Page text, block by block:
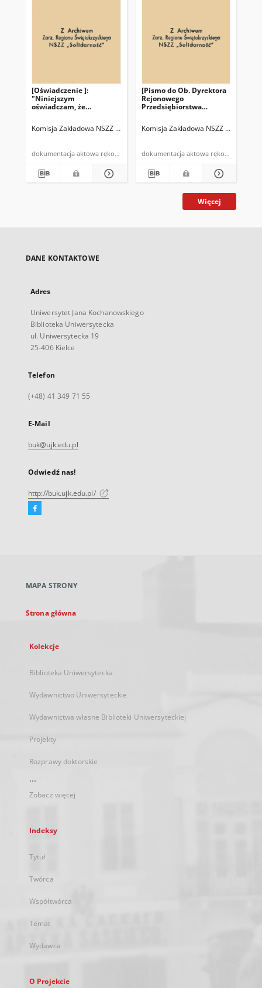
[Oświadczenie ]:
"Niniejszym
oświadczam, że
Komisja Zakładowa NSZZ "Solidarność" RPGM Skarżysko-Kamienna
dokumentacja aktowa rękopis
[Pismo do Ob. Dyrektora
Rejonowego
Przedsiębiorstwa
Skarżysku-Kamiennej]:
"Solidarność" (…)"
Komisja Zakładowa NSZZ
dokumentacja aktowa rękopis
Więcej
DANE KONTAKTOWE
Adres
Uniwersytet Jana Kochanowskiego
Biblioteka Uniwersytecka
ul. Uniwersytecka 19
25-406 Kielce
Telefon
(+48) 41 349 71 55
E-Mail
buk@ujk.edu.pl
Odwiedź nas!
http://buk.ujk.edu.pl/
Facebook
karcie
MAPA STRONY
Strona główna
Kolekcje
Biblioteka Uniwersytecka
Wydawnictwo Uniwersyteckie
Wydawnictwa własne Biblioteki Uniwersyteckiej
Projekty
Rozprawy doktorskie
...
Zobacz więcej
Indeksy
Tytuł
Twórca
Współtwórca
Temat
Wydawca
O Projekcie